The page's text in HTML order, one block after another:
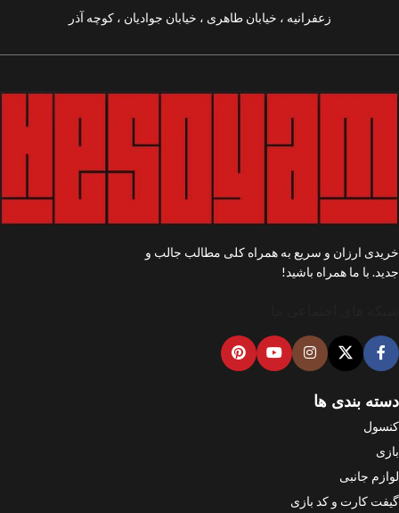
زعفرانیه ، خیابان طاهری ، خیابان جوادیان ، کوچه آذر
خریدی ارزان و سریع به همراه کلی مطالب جالب و
جدید. با ما همراه باشید!
دسته بندی ها
کنسول
بازی
لوازم جانبی
گیفت کارت و کد بازی